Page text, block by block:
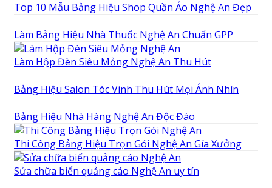
Top 10 Mẫu Bảng Hiệu Shop Quần Áo Nghệ An Đẹp
Làm Bảng Hiệu Nhà Thuốc Nghệ An Chuẩn GPP
Làm Hộp Đèn Siêu Mỏng Nghệ An Thu Hút
Bảng Hiệu Salon Tóc Vinh Thu Hút Mọi Ánh Nhìn
Bảng Hiệu Nhà Hàng Nghệ An Độc Đáo
Thi Công Bảng Hiệu Trọn Gói Nghệ An Gía Xưởng
Sửa chữa biển quảng cáo Nghệ An uy tín